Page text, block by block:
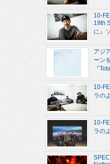
10-
19th
に』
アジ
ーン
『
10-
ラの
10-
ラの